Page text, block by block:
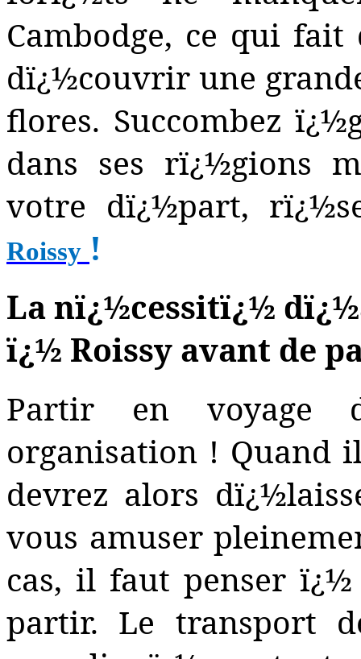
Cambodge, ce qui
dï¿½couvrir une
flores. Succombez
dans ses rï¿½gions
votre dï¿½part,
Roissy !
La nï¿½cessitï¿½
ï¿½ Roissy avant de
Partir en voyage
organisation ! Quand
devrez alors
vous amuser
cas, il faut penser
partir. Le transport